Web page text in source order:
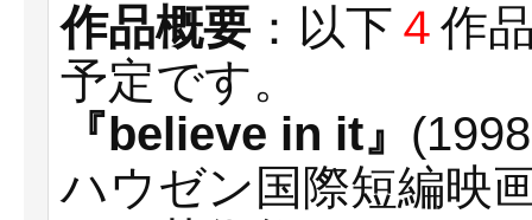
作品概要 ：以下 ４ 作
予定です。
『believe in it』
ハウゼン国際短編映